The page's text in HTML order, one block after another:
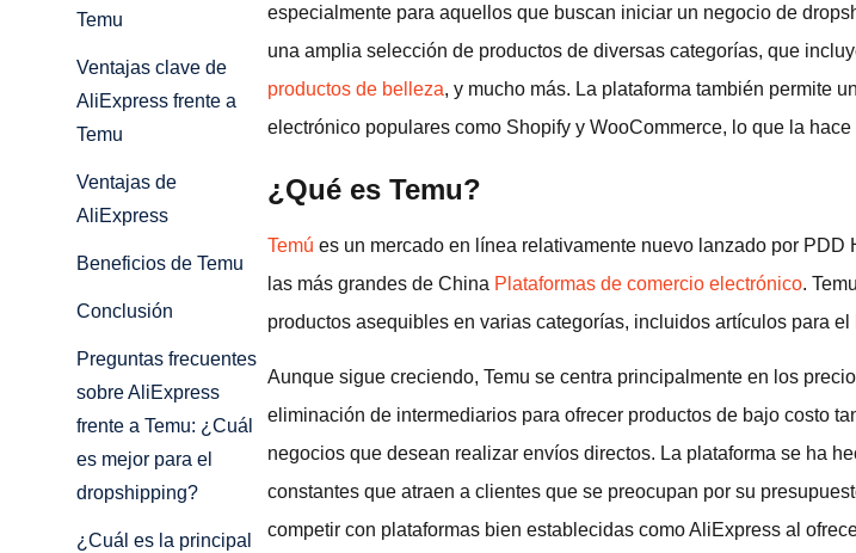
Temu
Ventajas clave de
AliExpress frente a
Temu
Ventajas de
AliExpress
Beneficios de Temu
Conclusión
Preguntas frecuentes
sobre AliExpress
frente a Temu: ¿Cuál
es mejor para el
dropshipping?
¿Cuál es la principal
especialmente para aquellos que buscan iniciar un negocio de
una amplia selección de productos de diversas categorías, que
productos de belleza, y mucho más. La plataforma también permite
electrónico populares como Shopify y WooCommerce, lo que la
¿Qué es Temu?
Temú es un mercado en línea relativamente nuevo lanzado por
las más grandes de China Plataformas de comercio electrónico.
productos asequibles en varias categorías, incluidos artículos para
Aunque sigue creciendo, Temu se centra principalmente en los
eliminación de intermediarios para ofrecer productos de bajo costo
negocios que desean realizar envíos directos. La plataforma se ha
constantes que atraen a clientes que se preocupan por su
competir con plataformas bien establecidas como AliExpress al